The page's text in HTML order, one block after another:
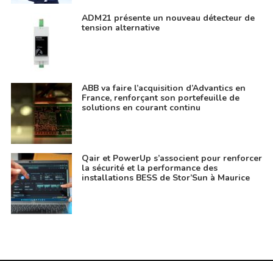
ADM21 présente un nouveau détecteur de
tension alternative
ABB va faire l’acquisition d’Advantics en
France, renforçant son portefeuille de
solutions en courant continu
Qair et PowerUp s’associent pour renforcer
la sécurité et la performance des
installations BESS de Stor’Sun à Maurice